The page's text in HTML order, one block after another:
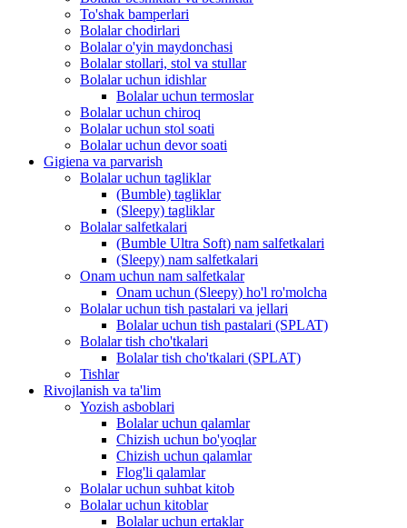
To'shak bamperlari
Bolalar chodirlari
Bolalar o'yin maydonchasi
Bolalar stollari, stol va stullar
Bolalar uchun idishlar
Bolalar uchun termoslar
Bolalar uchun chiroq
Bolalar uchun stol soati
Bolalar uchun devor soati
Gigiena va parvarish
Bolalar uchun tagliklar
(Bumble) tagliklar
(Sleepy) tagliklar
Bolalar salfetkalari
(Bumble Ultra Soft) nam salfetkalari
(Sleepy) nam salfetkalari
Onam uchun nam salfetkalar
Onam uchun (Sleepy) ho'l ro'molcha
Bolalar uchun tish pastalari va jellari
Bolalar uchun tish pastalari (SPLAT)
Bolalar tish cho'tkalari
Bolalar tish cho'tkalari (SPLAT)
Tishlar
Rivojlanish va ta'lim
Yozish asboblari
Bolalar uchun qalamlar
Chizish uchun bo'yoqlar
Chizish uchun qalamlar
Flog'li qalamlar
Bolalar uchun suhbat kitob
Bolalar uchun kitoblar
Bolalar uchun ertaklar